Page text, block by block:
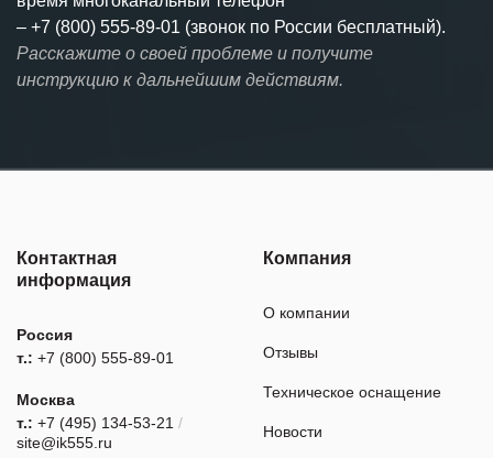
– +7 (800) 555-89-01 (звонок по России бесплатный).
Расскажите о своей проблеме и получите
инструкцию к дальнейшим действиям.
Контактная
информация
Россия
т.: +7 (800) 555-89-01
Москва
т.: +7 (495) 134-53-21 /
site@ik555.ru
Компания
О компании
Отзывы
Техническое оснащение
Новости